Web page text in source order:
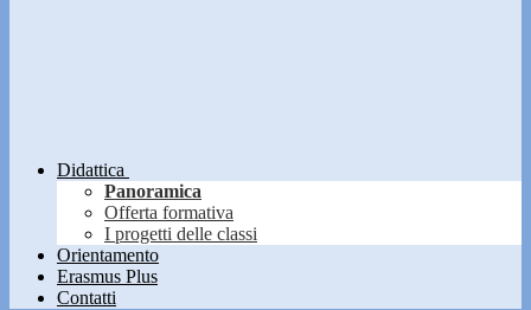
Didattica
Panoramica
Offerta formativa
I progetti delle classi
Orientamento
Erasmus Plus
Contatti